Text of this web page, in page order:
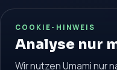
COOKIE-HINWEIS
Analyse nur
Wir nutzen Umami nur